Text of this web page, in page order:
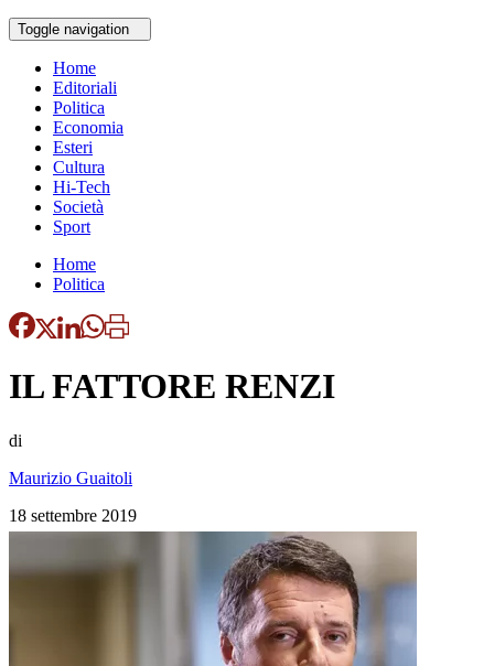
Toggle navigation
Home
Editoriali
Politica
Economia
Esteri
Cultura
Hi-Tech
Società
Sport
Home
Politica
IL FATTORE RENZI
di
Maurizio Guaitoli
18 settembre 2019